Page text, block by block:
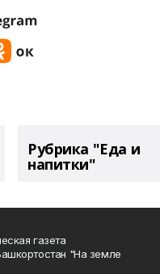
Рубрика "Еда и
напитки"
газета
"На земле